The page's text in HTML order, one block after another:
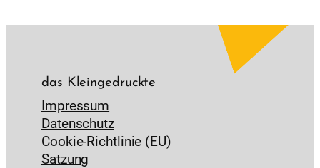
das Kleingedruckte
Impressum
Datenschutz
Cookie-Richtlinie (EU)
Satzung